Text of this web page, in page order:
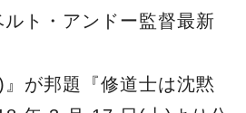
ト・アンドー監督最新
が邦題『修道士は沈黙